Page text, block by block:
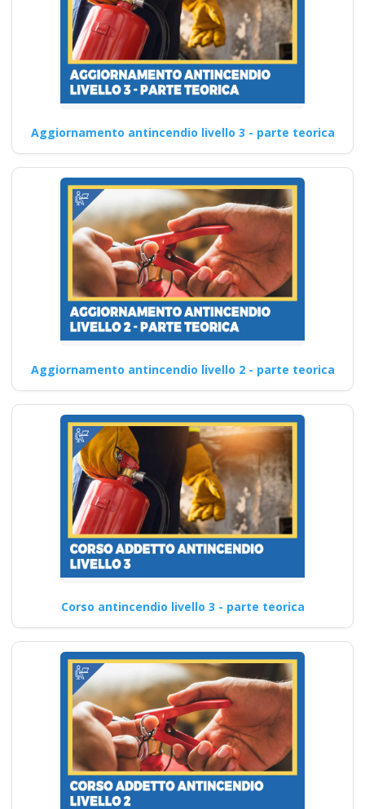
Aggiornamento antincendio livello 3 - parte teorica
Aggiornamento antincendio livello 2 - parte teorica
Corso antincendio livello 3 - parte teorica